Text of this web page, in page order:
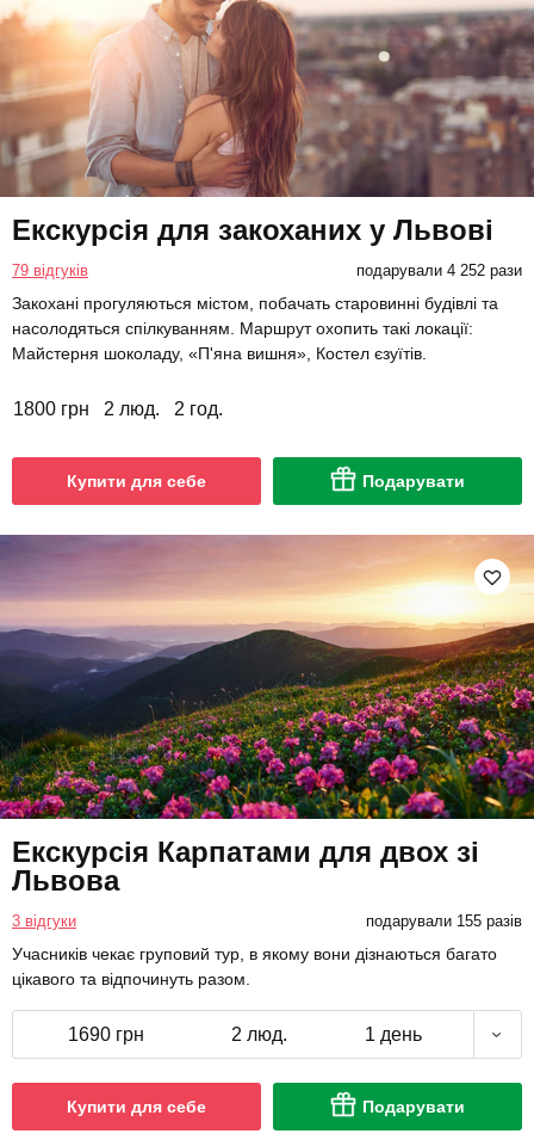
Екскурсія для закоханих у Львові
79 відгуків подарували 4 252 рази
Закохані прогуляються містом, побачать старовинні будівлі та
насолодяться спілкуванням. Маршрут охопить такі локації:
Майстерня шоколаду, «П'яна вишня», Костел єзуїтів.
1800 грн 2 люд. 2 год.
Купити для себе Подарувати
Екскурсія Карпатами для двох зі
Львова
3 відгуки подарували 155 разів
Учасників чекає груповий тур, в якому вони дізнаються багато
цікавого та відпочинуть разом.
1690 грн 2 люд. 1 день
Купити для себе Подарувати